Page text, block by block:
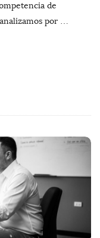
de
por …